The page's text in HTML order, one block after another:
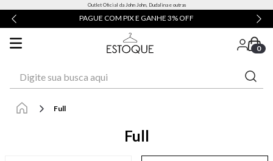
Outlet Oficial da John John, Dudalina e outras
PAGUE COM PIX E GANHE 3% OFF
0
Full
Full